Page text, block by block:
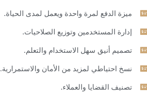
ميزة الدفع لمرة واحدة ويعمل لمدى الحياة.
إدارة المستخدمين وتوزيع الصلاحيات.
تصميم أنيق سهل الاستخدام والتعلم.
نسخ احتياطي لمزيد من الأمان والاستمرارية.
تصنيف القضايا والعملاء.